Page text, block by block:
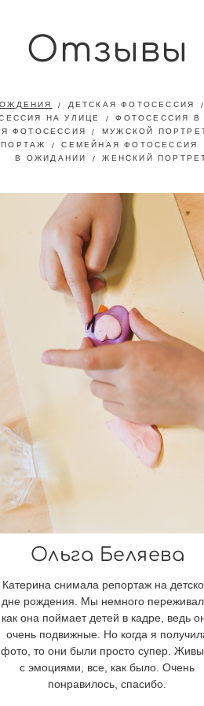
Отзывы
ДЕТСКАЯ ФОТОСЕССИЯ
НА УЛИЦЕ
ФОТОСЕССИЯ В
ФОТОСЕССИЯ
МУЖСКОЙ
СЕМЕЙНАЯ ФОТОСЕССИЯ
В ОЖИДАНИИ
ЖЕНСКИЙ
Ольга Беляева
Катерина снимала репортаж на
дне рождения. Мы немного
как она поймает детей в кадре, ведь
очень подвижные. Но когда я
фото, то они были просто супер.
с эмоциями, все, как было. Очень
понравилось, спасибо.